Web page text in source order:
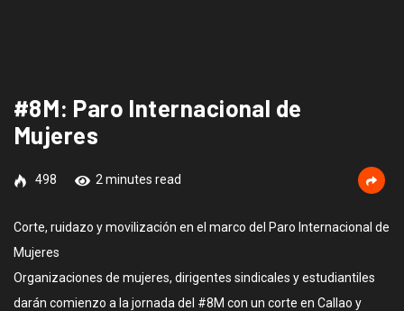
#8M: Paro Internacional de
Mujeres
498 2 minutes read
Corte, ruidazo y movilización en el marco del Paro Internacional de
Mujeres
Organizaciones de mujeres, dirigentes sindicales y estudiantiles
darán comienzo a la jornada del #8M con un corte en Callao y